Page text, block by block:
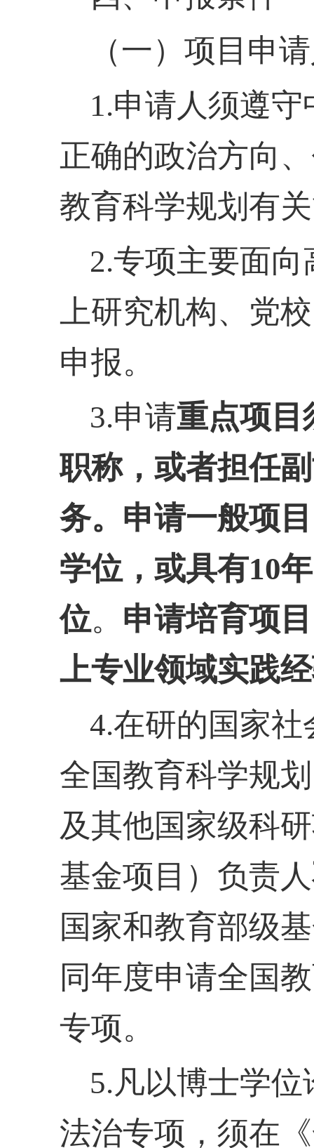
（一）项目申
1.申请人须遵
正确的政治方向
教育科学规划有
2.专项主要面
上研究机构、党
申报。
3.申请重点项目
职称，或者担任
务。申请一般项
学位，或具有10
位。 申请培育项
上专业领域实践
4.在研的国家
全国教育科学规
及其他国家级科
基金项目）负责人
国家和教育部级
同年度申请全国
专项。
5.凡以博士学
法治专项，须在